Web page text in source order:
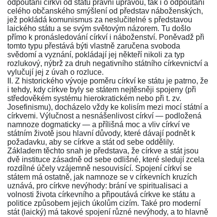
odpoutání církví od státu právní úpravou, tak i o odpoutání
celého občanského smýšlení od představ náboženských,
jež pokládá komunismus za neslučitelné s představou
laického státu a se svým světovým názorem. Tu došlo
přímo k pronásledování církví i náboženství. Poněvadž při
tomto typu přestává býti vlastně zaručena svoboda
svědomí a vyznání, pokládají jej někteří nikoli za typ
rozlukový, nýbrž za druh negativního státního církevnictví a
vylučují jej z úvah o rozluce.
II. Z historického vývoje poměru církví ke státu je patrno, že
i tehdy, kdy církve byly se státem nejtěsněji spojeny (při
středověkém systému hierokratickém nebo při t. zv.
Josefinismu), docházelo vždy ke kolisím mezi mocí státní a
církvemi. Výlučnost a nesnášenlivost církví — podložená
namnoze dogmaticky — a přílišná moc a vliv církví ve
státním životě jsou hlavní důvody, které dávají podnět k
požadavku, aby se církve a stát od sebe oddělily.
Základem těchto snah je představa, že církve a stát jsou
dvě instituce zásadně od sebe odlišné, které sledují zcela
rozdílné účely vzájemně nesouvisící. Spojení církví se
státem má ostatně, jak namnoze se v církevních kruzích
uznává, pro církve nevýhody: brání ve spiritualisaci a
volnosti života církevního a připoutává církve ke státu a
politice způsobem jejich úkolům cizím. Také pro moderní
stát (laický) má takové spojení různé nevýhody, a to hlavně